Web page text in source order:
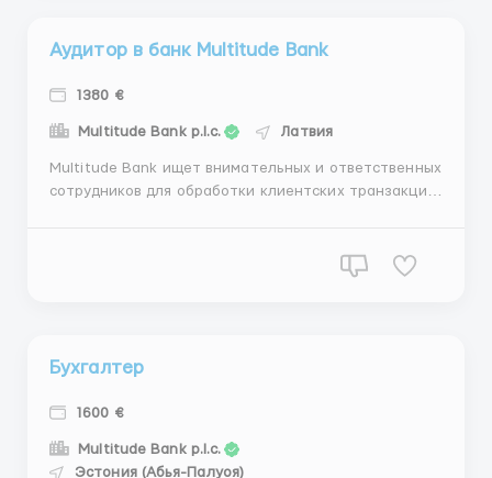
Аудитор в банк Multitude Bank
1380 €
Multitude Bank p.l.c. Латвия
Multitude Bank ищет внимательных и ответственных
сотрудников для обработки клиентских транзакций.
Бухгалтер
1600 €
Multitude Bank p.l.c.
Эстония (Абья-Палуоя)